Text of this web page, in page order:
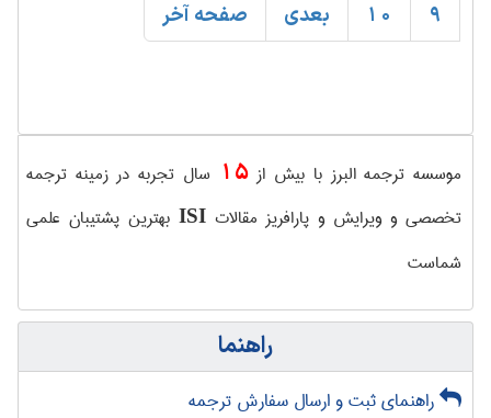
9
10 بعدی صفحه آخر
موسسه ترجمه البرز با بیش از15 سال تجربه در زمینه ترجمه
تخصصی و ویرایش و پارافریز مقالاتISI بهترین پشتیبان علمی
شماست
راهنما
راهنمای ثبت و ارسال سفارش ترجمه